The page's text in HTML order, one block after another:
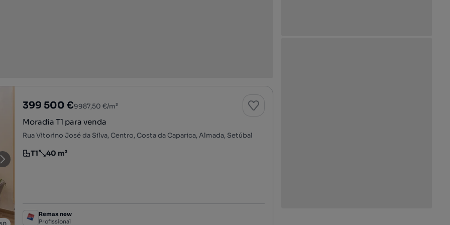
399 500 €9987,50 €/m²
Moradia T1 para venda
Rua Vitorino José da Silva, Centro, Costa da Caparica, Almada, Setúbal
Tipologia
T1
Preço por metro quadrado
40 m²
Remax new
Profissional